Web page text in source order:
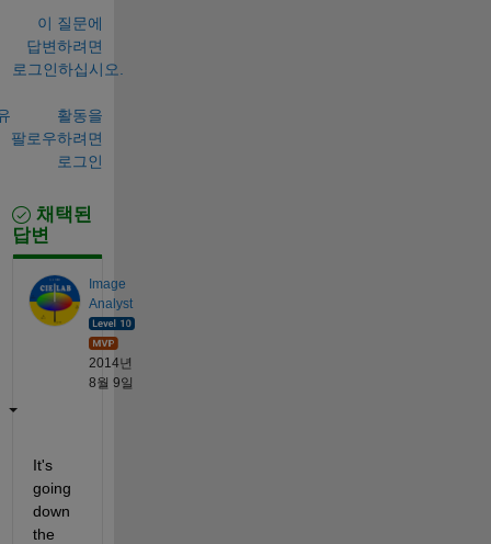
이 질문에
답변하려면
로그인하십시오.
활동을
팔로우하려면
로그인
채택된
답변
Image
Analyst
2014년
8월 9일
It's
going
down
the